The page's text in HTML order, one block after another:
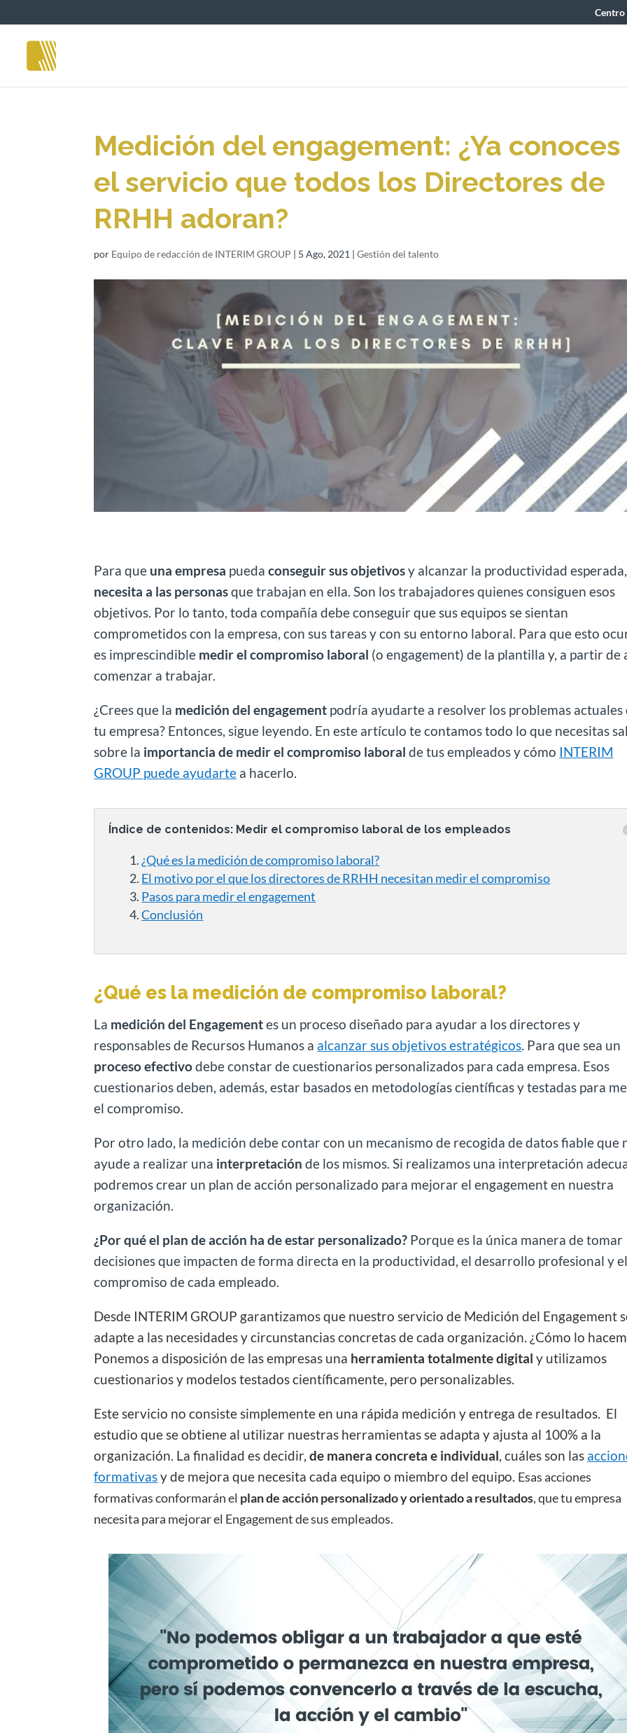
Centro
Medición del engagement: ¿Ya conoces
el servicio que todos los Directores de
RRHH adoran?
por Equipo de redacción de INTERIM GROUP | 5 Ago, 2021 |Gestión del talento
Para que una empresa puedaconseguir sus objetivosy alcanzar la productividad esperada,
necesita a las personasque trabajan en ella. Son los trabajadores quienes consiguen esos
objetivos. Por lo tanto, toda compañía debe conseguir que sus equipos se sientan
comprometidos con la empresa, con sus tareas y con su entorno laboral. Para que esto
es imprescindible medir el compromiso laboral (o engagement) de la plantilla y, a partir de
comenzar a trabajar.
¿Crees que la medición del engagement podría ayudarte a resolver los problemas actuales
tu empresa? Entonces, sigue leyendo. En este artículo te contamos todo lo que necesitas
sobre la importancia de medir el compromiso laboral de tus empleados y cómo INTERIM
GROUP puede ayudarte a hacerlo.
Índice de contenidos: Medir el compromiso laboral de los empleados
¿Qué es la medición de compromiso laboral?
El motivo por el que los directores de RRHH necesitan medir el compromiso
Pasos para medir el engagement
Conclusión
¿Qué es la medición de compromiso laboral?
La medición del Engagementes un proceso diseñado para ayudar a los directores y
responsables de Recursos Humanos a alcanzar sus objetivos estratégicos. Para que sea un
proceso efectivodebe constar de cuestionarios personalizados para cada empresa. Esos
cuestionarios deben, además, estar basados en metodologías científicas y testadas para
el compromiso.
Por otro lado, la medición debe contar con un mecanismo de recogida de datos fiable que
ayude a realizar una interpretación de los mismos. Si realizamos una interpretación
podremos crear un plan de acción personalizado para mejorar el engagement en nuestra
organización.
¿Por qué el plan de acción ha de estar personalizado? Porque es la única manera de tomar
decisiones que impacten de forma directa en la productividad, el desarrollo profesional y el
compromiso de cada empleado.
Desde INTERIM GROUP garantizamos que nuestro servicio de Medición del Engagement
adapte a las necesidades y circunstancias concretas de cada organización. ¿Cómo lo
Ponemos a disposición de las empresas una herramienta totalmente digital y utilizamos
cuestionarios y modelos testados científicamente, pero personalizables.
Este servicio no consiste simplemente en una rápida medición y entrega de resultados. El
estudio que se obtiene al utilizar nuestras herramientas se adapta y ajusta al 100% a la
organización. La finalidad es decidir,de manera concreta e individual, cuáles son las
formativasy de mejora que necesita cada equipo o miembro del equipo. Esas acciones
formativas conformarán el plan de acción personalizado y orientado a resultados, que tu empresa
necesita para mejorar el Engagement de sus empleados.